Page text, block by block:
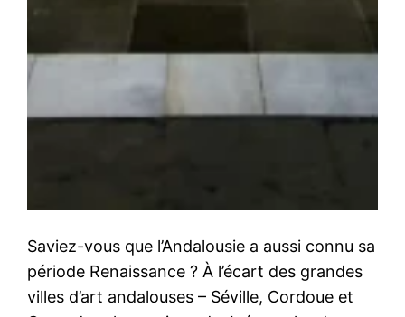
Saviez-vous que l’Andalousie a aussi connu sa
période Renaissance ? À l’écart des grandes
villes d’art andalouses – Séville, Cordoue et